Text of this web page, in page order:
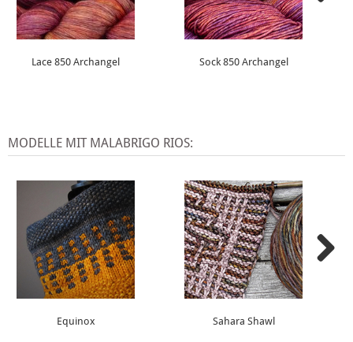
Lace 850 Archangel Sock 850 Archangel
MODELLE MIT MALABRIGO RIOS:
Equinox Sahara Shawl